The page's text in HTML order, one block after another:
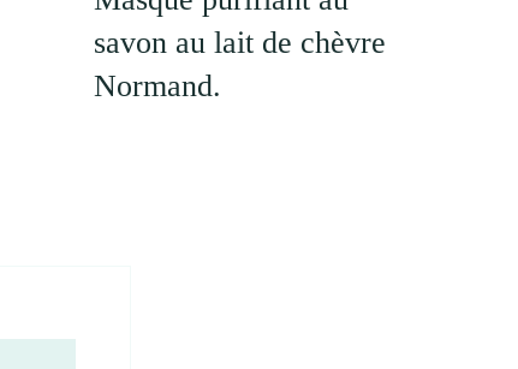
savon au lait de chèvre
Normand.